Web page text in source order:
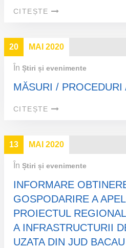
CITEȘTE
20 MAI 2020
În Știri și evenimente
MĂSURI /
CITEȘTE
13 MAI 2020
În Știri și evenimente
INFORMARE
GOSPODARIRE A
PROIECTUL
A INFRASTRUCTURII
UZATA DIN JUD